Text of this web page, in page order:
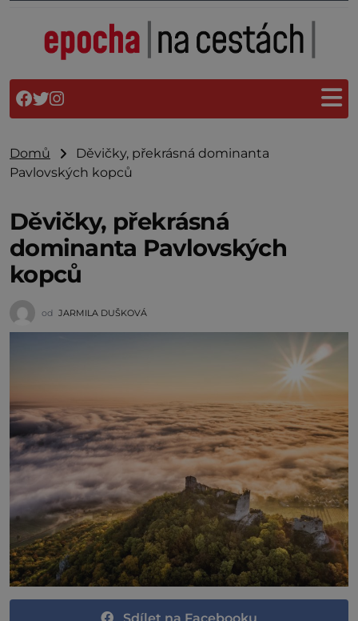
Domů
Děvičky, překrásná dominanta
Pavlovských kopců
Děvičky, překrásná
dominanta Pavlovských
kopců
od JARMILA DUŠKOVÁ